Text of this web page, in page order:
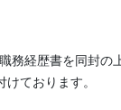
務経歴書を同封の
ております。